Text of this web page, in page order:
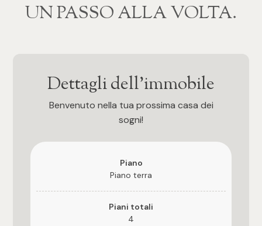
‍‍UN PASSO ALLA VOLTA.
Dettagli dell'immobile
Benvenuto nella tua prossima casa dei
sogni!
Piano
Piano terra
Piani totali
4
Locali